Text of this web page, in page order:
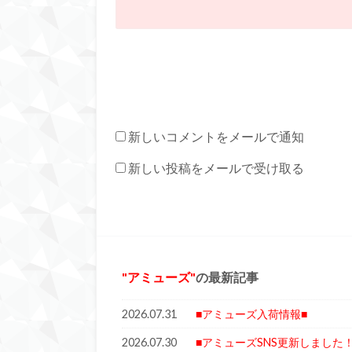
新しいコメントをメールで通知
新しい投稿をメールで受け取る
アミューズ の最新記事
2026.07.31 ■アミューズ入荷情報■
2026.07.30 ■アミューズSNS更新しました